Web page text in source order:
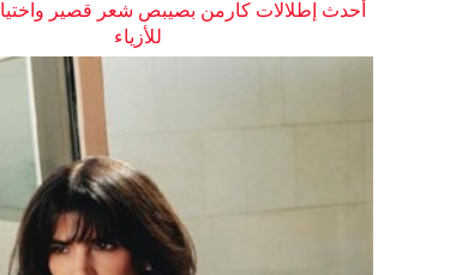
أحدث إطلالات كارمن بصيبص شعر قصير
للأزياء